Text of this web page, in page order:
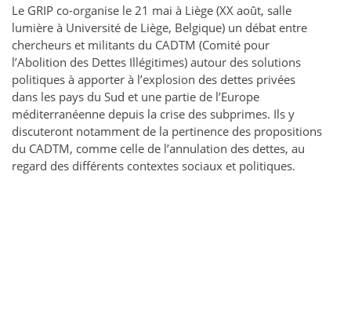
Le GRIP co-organise le 21 mai à Liège (XX août, salle
lumière à Université de Liège, Belgique) un débat entre
chercheurs et militants du CADTM (Comité pour
l’Abolition des Dettes Illégitimes) autour des solutions
politiques à apporter à l’explosion des dettes privées
dans les pays du Sud et une partie de l’Europe
méditerranéenne depuis la crise des subprimes. Ils y
discuteront notamment de la pertinence des propositions
du CADTM, comme celle de l’annulation des dettes, au
regard des différents contextes sociaux et politiques.